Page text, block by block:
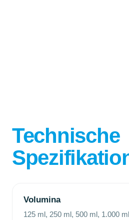
Technische
Volumina
125 ml, 250 ml, 500 ml, 1.000 ml